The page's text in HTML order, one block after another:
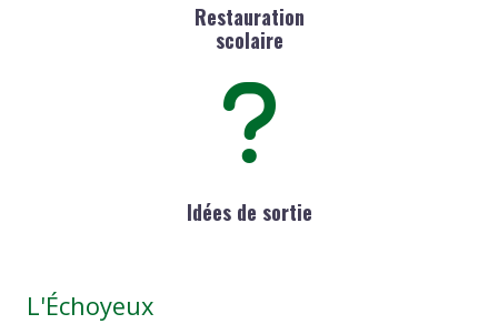
Restauration
scolaire
Idées de sortie
L'Échoyeux